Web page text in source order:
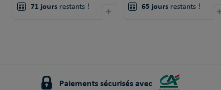
71 joursrestants ! + 65 joursrestants !
Paiements sécurisés avec